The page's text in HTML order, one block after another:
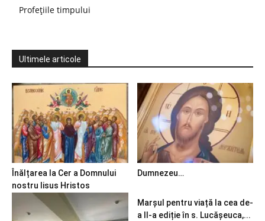
Profețiile timpului
Ultimele articole
Înălțarea la Cer a Domnului
nostru Iisus Hristos
Dumnezeu…
Marșul pentru viață la cea de-
a II-a ediție în s. Lucășeuca,...